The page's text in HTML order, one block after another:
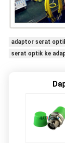
adaptor serat
serat optik ke